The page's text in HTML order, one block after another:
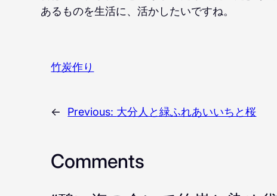
あるものを生活に、活かしたいですね。
竹炭作り
← Previous: 大分人と緑ふれあいいちと桜
Comments